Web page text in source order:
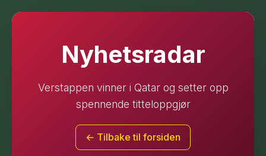
Nyhetsradar
Verstappen vinner i Qatar og setter opp
spennende titteloppgjør
← Tilbake til forsiden